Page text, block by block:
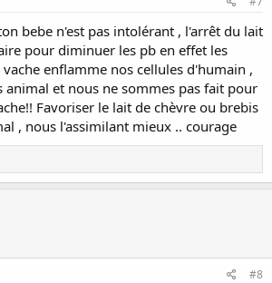
bebe n'est pas intolérant , l'arrêt du lait
pour diminuer les pb en effet les
enflamme nos cellules d'humain ,
animal et nous ne sommes pas fait pour
Favoriser le lait de chèvre ou brebis
, nous l'assimilant mieux .. courage
#8